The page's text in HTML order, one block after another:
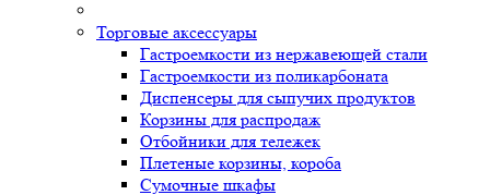
Торговые аксессуары
Гастроемкости из нержавеющей стали
Гастроемкости из поликарбоната
Диспенсеры для сыпучих продуктов
Корзины для распродаж
Отбойники для тележек
Плетеные корзины, короба
Сумочные шкафы